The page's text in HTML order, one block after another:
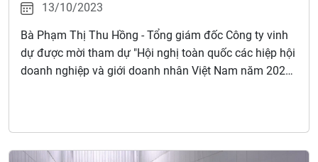
ĐOÀN THƯƠNG MẠI VÀ CÔNG NGHIỆP
VIỆT NAM (VCCI) tổ chức nhân kỷ niệm
ngày Doanh nhân Việt Nam
13/10/2023
Bà Phạm Thị Thu Hồng - Tổng giám đốc Công ty vinh
dự được mời tham dự "Hội nghị toàn quốc các hiệp hội
doanh nghiệp và giới doanh nhân Việt Nam năm 2023"